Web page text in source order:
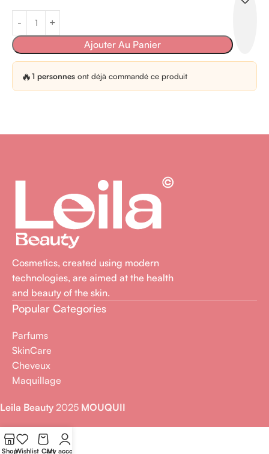
Ajouter Au Panier
🔥1 personnes ont déjà commandé ce produit
Cosmetics, created using modern
technologies, are aimed at the health
and beauty of the skin.
Popular Categories
Parfums
SkinCare
Cheveux
Maquillage
Leila Beauty 2025 MOUQUII
ShopWishlist CartMy account